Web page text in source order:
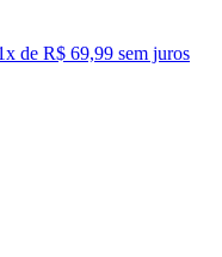
x de R$ 69,99 sem juros